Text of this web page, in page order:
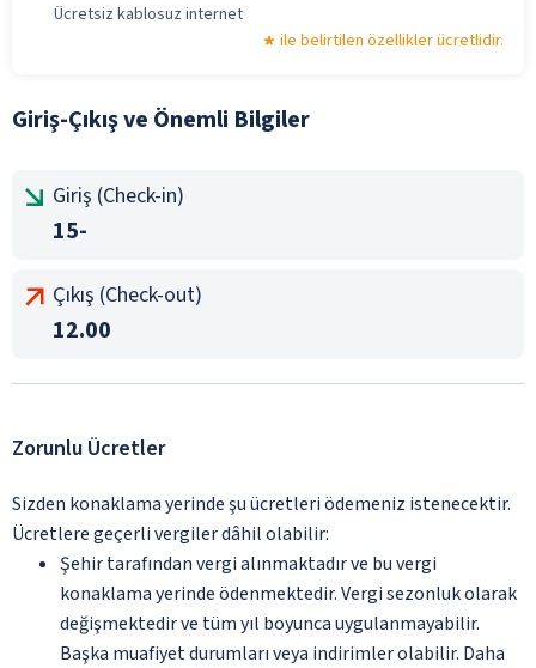
Ücretsiz kablosuz internet
ile belirtilen özellikler ücretlidir.
Giriş-Çıkış ve Önemli Bilgiler
Giriş (Check-in)
15-
Çıkış (Check-out)
12.00
Zorunlu Ücretler
Sizden konaklama yerinde şu ücretleri ödemeniz istenecektir.
Ücretlere geçerli vergiler dâhil olabilir:
Şehir tarafından vergi alınmaktadır ve bu vergi
konaklama yerinde ödenmektedir. Vergi sezonluk olarak
değişmektedir ve tüm yıl boyunca uygulanmayabilir.
Başka muafiyet durumları veya indirimler olabilir. Daha